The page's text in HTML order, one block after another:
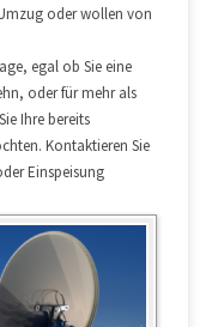
oder wollen von
egal ob Sie eine
oder für mehr als
Ihre bereits
Kontaktieren Sie
Einspeisung